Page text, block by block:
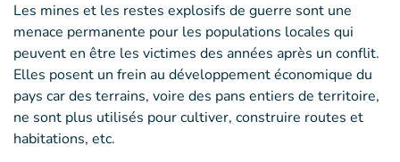
Les mines et les restes explosifs de guerre sont une
menace permanente pour les populations locales qui
peuvent en être les victimes des années après un conflit.
Elles posent un frein au développement économique du
pays car des terrains, voire des pans entiers de territoire,
ne sont plus utilisés pour cultiver, construire routes et
habitations, etc.